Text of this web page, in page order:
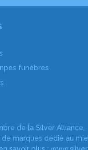
funèbres
de la Silver Alliance,
marques dédié au